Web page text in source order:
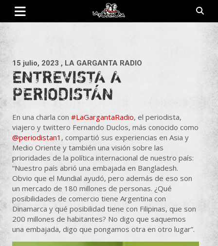
Saltar
contenido
La Poderosa
Revista de cultura villera, brazo literario del movimiento La
15 julio, 2023 , LA GARGANTA RADIO
ENTREVISTA A
PERIODISTÁN
En una charla con #LaGargantaRadio, el periodista,
viajero y twittero Fernando Duclos, más conocido como
@periodistan1 , compartió sus experiencias en Asia y
Medio Oriente y también una visión sobre las
prioridades de la política internacional de nuestro país:
“Nuestro país abrió una embajada en Bangladesh.
Obvio que el Mundial ayudó, pero además de eso son
un mercado de 180 millones de personas. ¿Qué
posibilidades de comercio tiene Argentina con
Dinamarca y qué posibilidad tiene con Filipinas, que son
200 millones de habitantes? No digo que saquemos
una embajada, digo que pongamos otra en otro lugar”.